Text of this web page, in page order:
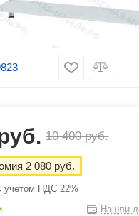
10 400 руб.
2 080 руб.
учетом НДС 22%
Нашли